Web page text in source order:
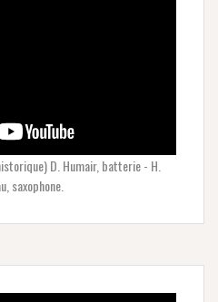
D. Humair, batterie - H.
saxophone.